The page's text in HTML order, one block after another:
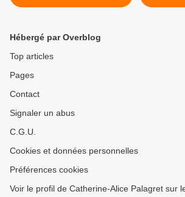
les skate-boards
des
Hébergé par Overblog
Top articles
Pages
Contact
Signaler un abus
C.G.U.
Cookies et données personnelles
Préférences cookies
Voir le profil de Catherine-Alice Palagret sur